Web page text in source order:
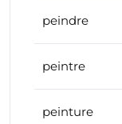
peindre
peintre
peinture